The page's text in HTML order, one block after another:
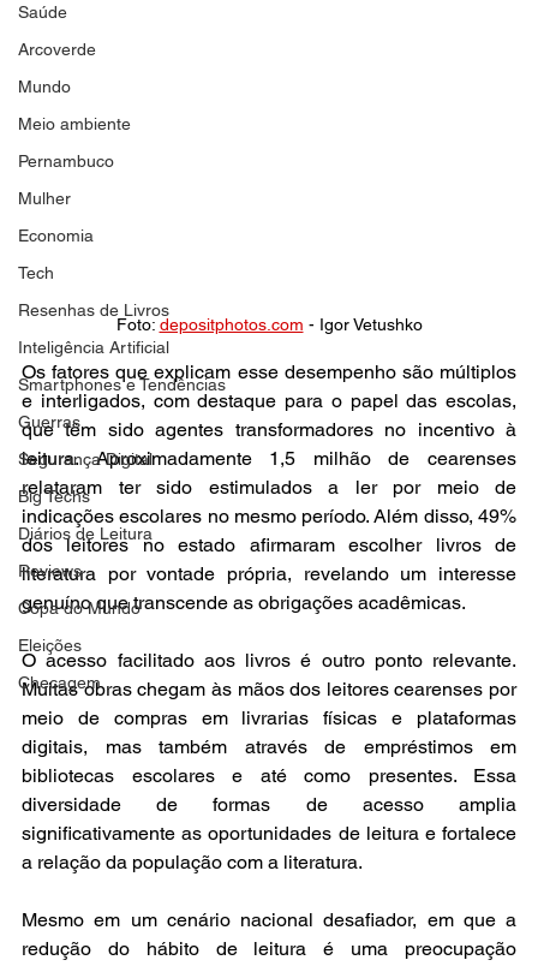
Saúde
Arcoverde
Mundo
Meio ambiente
Pernambuco
Mulher
Economia
Tech
Resenhas de Livros
Inteligência Artificial
Smartphones e Tendências
Guerras
Segurança Digital
Big Techs
Diários de Leitura
Reviews
Copa do Mundo
Eleições
Checagem
Foto: depositphotos.com - Igor Vetushko
Os fatores que explicam esse desempenho são múltiplos
e interligados, com destaque para o papel das escolas,
que têm sido agentes transformadores no incentivo à
leitura. Aproximadamente 1,5 milhão de cearenses
relataram ter sido estimulados a ler por meio de
indicações escolares no mesmo período. Além disso, 49%
dos leitores no estado afirmaram escolher livros de
literatura por vontade própria, revelando um interesse
genuíno que transcende as obrigações acadêmicas.
O acesso facilitado aos livros é outro ponto relevante.
Muitas obras chegam às mãos dos leitores cearenses por
meio de compras em livrarias físicas e plataformas
digitais, mas também através de empréstimos em
bibliotecas escolares e até como presentes. Essa
diversidade de formas de acesso amplia
significativamente as oportunidades de leitura e fortalece
a relação da população com a literatura.
Mesmo em um cenário nacional desafiador, em que a
redução do hábito de leitura é uma preocupação